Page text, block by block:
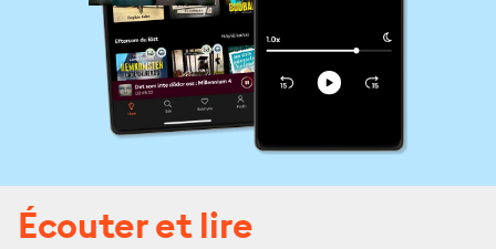
Écouter et lire